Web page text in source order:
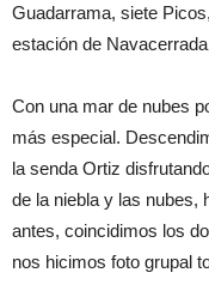
Guadarrama, siete
estación de
Con una mar de nubes
más especial.
la senda Ortiz
de la niebla y las nubes,
antes, coincidimos los
nos hicimos foto grupal